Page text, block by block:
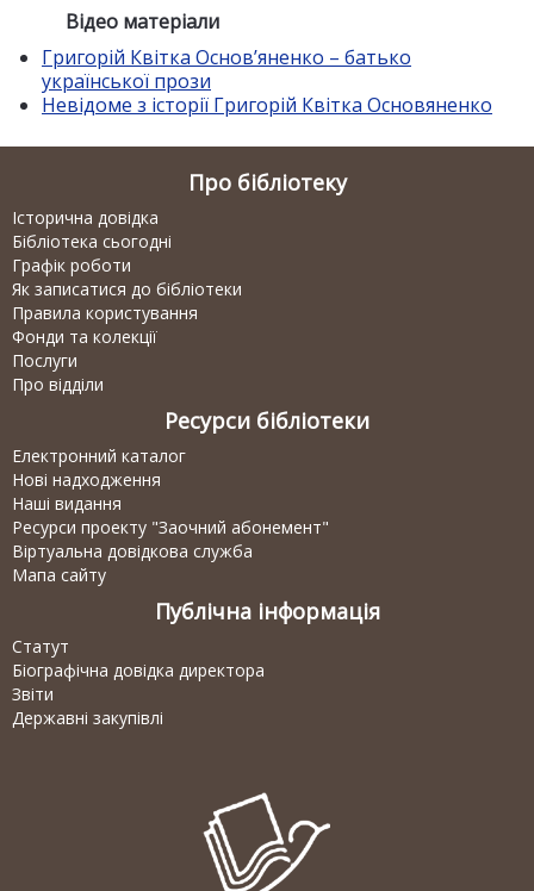
Відео матеріали
Григорій Квітка Основ’яненко – батько
української прози
Невідоме з історії Григорій Квітка Основяненко
Про бібліотеку
Історична довідка
Бібліотека сьогодні
Графік роботи
Як записатися до бібліотеки
Правила користування
Фонди та колекції
Послуги
Про відділи
Ресурси бібліотеки
Електронний каталог
Нові надходження
Наші видання
Ресурси проекту "Заочний абонемент"
Віртуальна довідкова служба
Мапа сайту
Публічна інформація
Статут
Біографічна довідка директора
Звіти
Державні закупівлі